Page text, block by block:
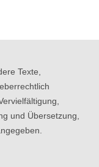
Texte,